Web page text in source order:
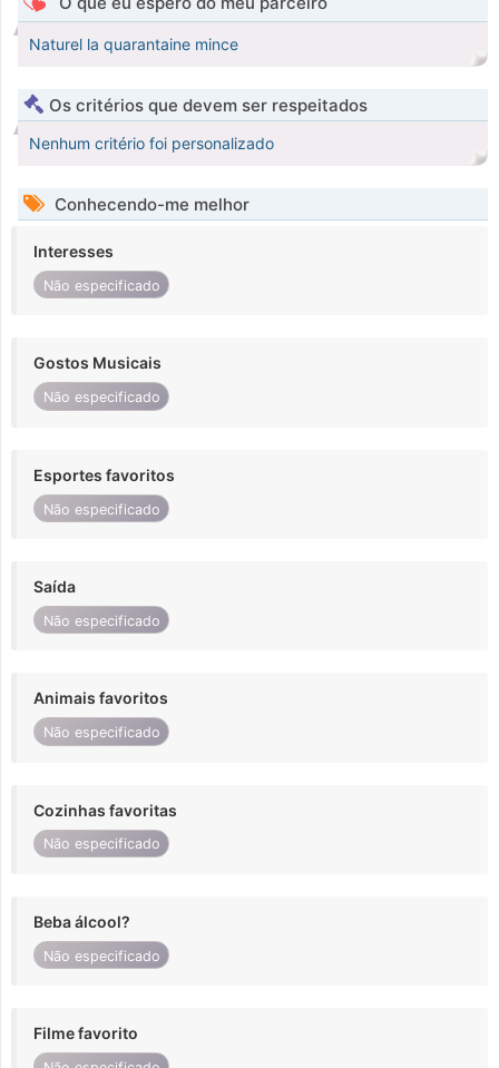
Naturel la quarantaine mince
Os critérios que devem ser respeitados
Nenhum critério foi personalizado
Conhecendo-me melhor
Interesses
Não especificado
Gostos Musicais
Não especificado
Esportes favoritos
Não especificado
Saída
Não especificado
Animais favoritos
Não especificado
Cozinhas favoritas
Não especificado
Beba álcool?
Não especificado
Filme favorito